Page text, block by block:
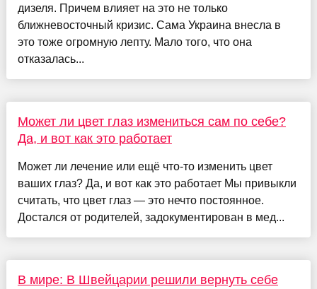
дизеля. Причем влияет на это не только
ближневосточный кризис. Сама Украина внесла в
это тоже огромную лепту. Мало того, что она
отказалась...
Может ли цвет глаз измениться сам по себе?
Да, и вот как это работает
Может ли лечение или ещё что-то изменить цвет
ваших глаз? Да, и вот как это работает Мы привыкли
считать, что цвет глаз — это нечто постоянное.
Достался от родителей, задокументирован в мед...
В мире: В Швейцарии решили вернуть себе